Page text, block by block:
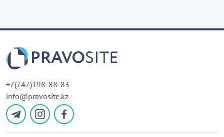
+7(747)198-88-83
info@pravosite.kz